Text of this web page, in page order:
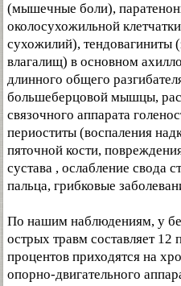
(мышечные боли),
околосухожильной
сухожилий), тендовагиниты
влагалищ) в основном
длинного общего
большеберцовой мышцы,
связочного аппарата
периоститы (воспаления
пяточной кости,
сустава , ослабление свода
пальца, грибковые
По нашим наблюдениям, у
острых травм составляет 12
процентов приходятся на
опорно-двигательного